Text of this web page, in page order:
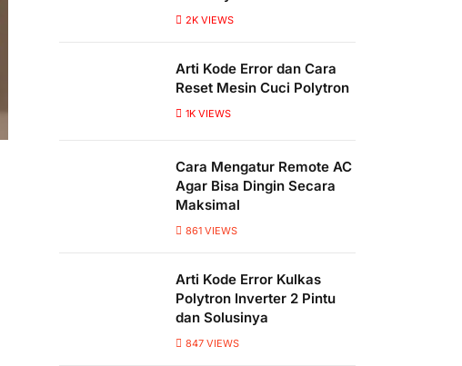
2K VIEWS
Arti Kode Error dan Cara
Reset Mesin Cuci Polytron
1K VIEWS
Cara Mengatur Remote AC
Agar Bisa Dingin Secara
Maksimal
861 VIEWS
Arti Kode Error Kulkas
Polytron Inverter 2 Pintu
dan Solusinya
847 VIEWS